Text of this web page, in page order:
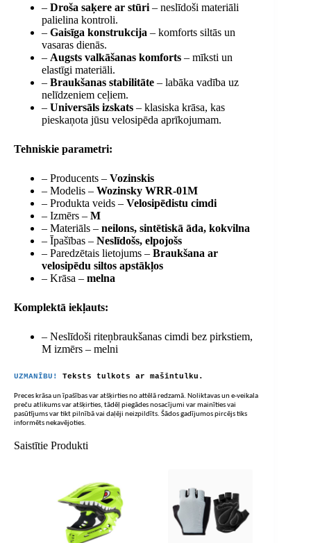
– Droša saķere ar stūri – neslīdoši materiāli
palielina kontroli.
– Gaisīga konstrukcija – komforts siltās un
vasaras dienās.
– Augsts valkāšanas komforts – mīksti un
elastīgi materiāli.
– Braukšanas stabilitāte – labāka vadība uz
nelīdzeniem ceļiem.
– Universāls izskats – klasiska krāsa, kas
pieskaņota jūsu velosipēda aprīkojumam.
Tehniskie parametri:
– Producents – Vozinskis
– Modelis – Wozinsky WRR-01M
– Produkta veids – Velosipēdistu cimdi
– Izmērs – M
– Materiāls – neilons, sintētiskā āda, kokvilna
– Īpašības – Neslīdošs, elpojošs
– Paredzētais lietojums – Braukšana ar
velosipēdu siltos apstākļos
– Krāsa – melna
Komplektā iekļauts:
– Neslīdoši riteņbraukšanas cimdi bez pirkstiem,
M izmērs – melni
UZMANĪBU! Teksts tulkots ar mašīntulku.
Preces krāsa un īpašības var atšķirties no attēlā redzamā. Noliktavas un e-veikala
preču atlikums var atšķirties, tādēļ piegādes nosacījumi var mainīties vai
pasūtījums var tikt pilnībā vai daļēji neizpildīts. Šādos gadījumos pircējs tiks
informēts nekavējoties.
Saistītie Produkti